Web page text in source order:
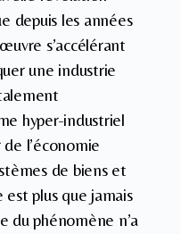
depuis les années
s’accélérant
une industrie
hyper-industriel
l’économie
de biens et
est plus que jamais
du phénomène n’a